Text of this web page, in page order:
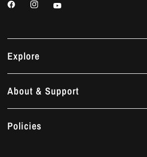
Explore
About & Support
Policies